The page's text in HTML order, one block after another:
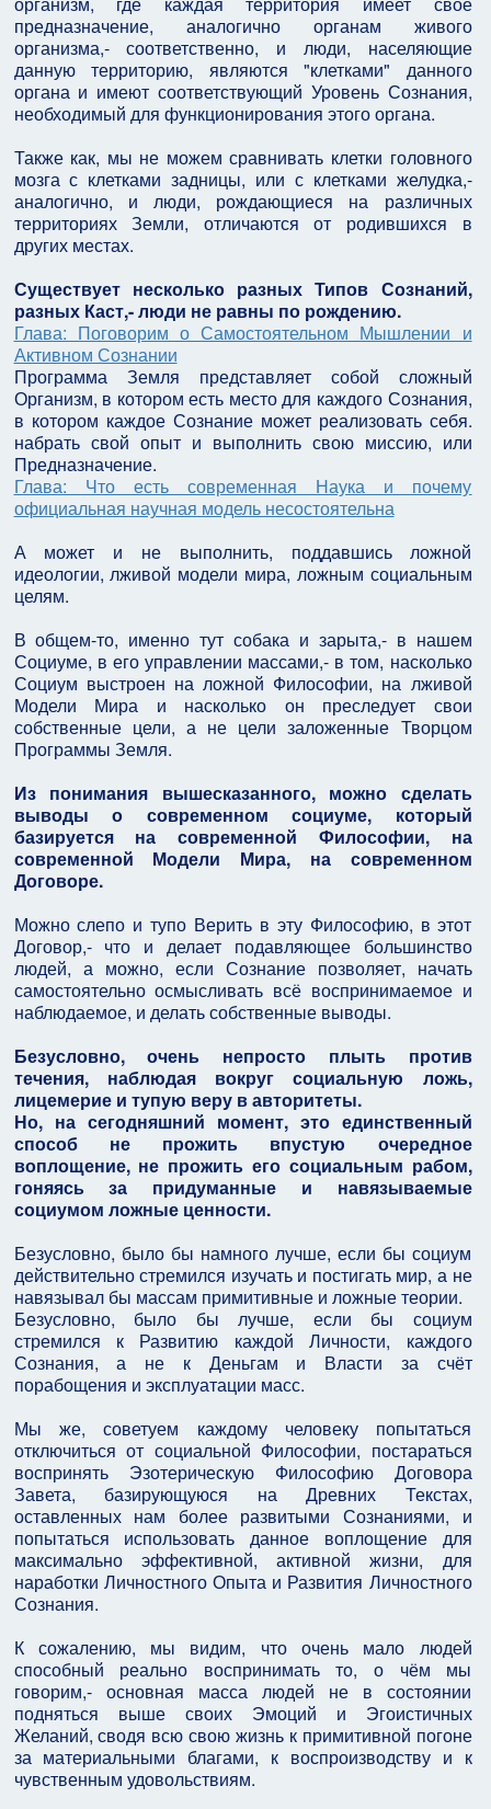
предназначение, аналогично органам живого
организма,- соответственно, и люди, населяющие
данную территорию, являются "клетками" данного
органа и имеют соответствующий Уровень Сознания,
необходимый для функционирования этого органа.
Также как, мы не можем сравнивать клетки головного
мозга с клетками задницы, или с клетками желудка,-
аналогично, и люди, рождающиеся на различных
территориях Земли, отличаются от родившихся в
других местах.
Существует несколько разных Типов Сознаний,
разных Каст,- люди не равны по рождению.
Глава: Поговорим о Самостоятельном Мышлении и
Активном Сознании
Программа Земля представляет собой сложный
Организм, в котором есть место для каждого Сознания,
в котором каждое Сознание может реализовать себя.
набрать свой опыт и выполнить свою миссию, или
Предназначение.
Глава: Что есть современная Наука и почему
официальная научная модель несостоятельна
А может и не выполнить, поддавшись ложной
идеологии, лживой модели мира, ложным социальным
целям.
В общем-то, именно тут собака и зарыта,- в нашем
Социуме, в его управлении массами,- в том, насколько
Социум выстроен на ложной Философии, на лживой
Модели Мира и насколько он преследует свои
собственные цели, а не цели заложенные Творцом
Программы Земля.
Из понимания вышесказанного, можно сделать
выводы о современном социуме, который
базируется на современной Философии, на
современной Модели Мира, на современном
Договоре.
Можно слепо и тупо Верить в эту Философию, в этот
Договор,- что и делает подавляющее большинство
людей, а можно, если Сознание позволяет, начать
самостоятельно осмысливать всё воспринимаемое и
наблюдаемое, и делать собственные выводы.
Безусловно, очень непросто плыть против
течения, наблюдая вокруг социальную ложь,
лицемерие и тупую веру в авторитеты.
Но, на сегодняшний момент, это единственный
способ не прожить впустую очередное
воплощение, не прожить его социальным рабом,
гоняясь за придуманные и навязываемые
социумом ложные ценности.
Безусловно, было бы намного лучше, если бы социум
действительно стремился изучать и постигать мир, а не
навязывал бы массам примитивные и ложные теории.
Безусловно, было бы лучше, если бы социум
стремился к Развитию каждой Личности, каждого
Сознания, а не к Деньгам и Власти за счёт
порабощения и эксплуатации масс.
Мы же, советуем каждому человеку попытаться
отключиться от социальной Философии, постараться
воспринять Эзотерическую Философию Договора
Завета, базирующуюся на Древних Текстах,
оставленных нам более развитыми Сознаниями, и
попытаться использовать данное воплощение для
максимально эффективной, активной жизни, для
наработки Личностного Опыта и Развития Личностного
Сознания.
К сожалению, мы видим, что очень мало людей
способный реально воспринимать то, о чём мы
говорим,- основная масса людей не в состоянии
подняться выше своих Эмоций и Эгоистичных
Желаний, сводя всю свою жизнь к примитивной погоне
за материальными благами, к воспроизводству и к
чувственным удовольствиям.